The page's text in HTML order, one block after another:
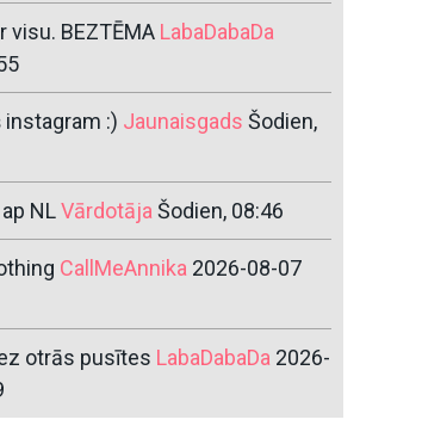
visu. BEZTĒMA LabaDabaDa
:) Jaunaisgads Šodien,
NLVārdotājaŠodien, 08:46
CallMeAnnika 2026-08-07
otrās pusītes LabaDabaDa 2026-